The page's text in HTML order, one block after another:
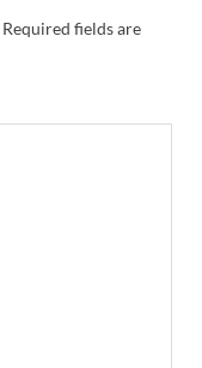
Required fields are